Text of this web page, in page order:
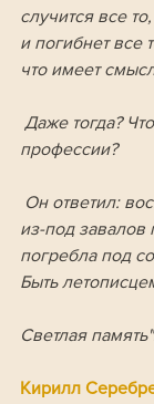
случится все
и погибнет все
что имеет
профессии?
из-под завалов
погребла под
Быть
Светлая
Кирилл